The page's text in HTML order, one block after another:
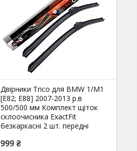
Двірники Trico для BMW 1/M1
[E82; E88] 2007-2013 р.в
500/500 мм Комплект щіток
склоочисника ExactFit
безкаркасні 2 шт. передні
999 ₴